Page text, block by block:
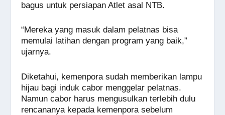
bagus untuk persiapan Atlet asal NTB.
“Mereka yang masuk dalam pelatnas bisa
memulai latihan dengan program yang baik,”
ujarnya.
Diketahui, kemenpora sudah memberikan lampu
hijau bagi induk cabor menggelar pelatnas.
Namun cabor harus mengusulkan terlebih dulu
rencananya kepada kemenpora sebelum